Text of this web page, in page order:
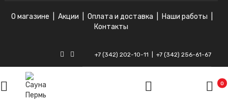
О магазине Акции Оплата и доставка Наши работы
Контакты
+7 (342) 202-10-11 +7 (342) 256-61-67
0